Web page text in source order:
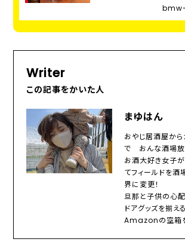
Writer
この記事をかいた人
まゆはん
おやじ居酒屋か
で おんな酒場放
お酒大好き女子
てフィールドを酒
界に変更！
旦那と子供の心配
ドアグッズを揃え
Amazonの空箱